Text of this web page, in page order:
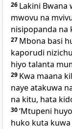
26 Lakini Bwana
mwovu na
nisipopanda na
27 Mbona basi
kaporudi
hiyo talanta
29 Kwa maana
naye atakuwa
na kitu, hata
30‘Mtupeni
huko kuta kuwa